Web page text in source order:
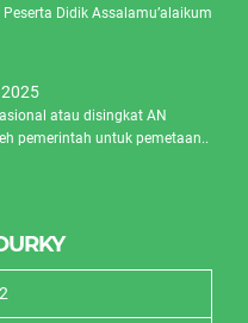
Didik Assalamu’alaikum
atau disingkat AN
pemerintah untuk pemetaan..